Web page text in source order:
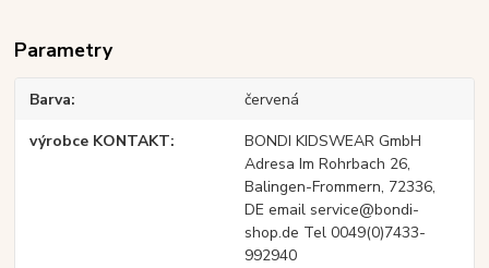
Parametry
Barva červená
výrobce KONTAKT
BONDI KIDSWEAR GmbH
Adresa Im Rohrbach 26,
Balingen-Frommern, 72336,
DE email service@bondi-
shop.de Tel 0049(0)7433-
992940